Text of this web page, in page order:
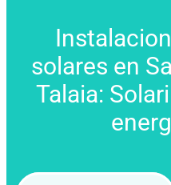
solares en
Talaia: